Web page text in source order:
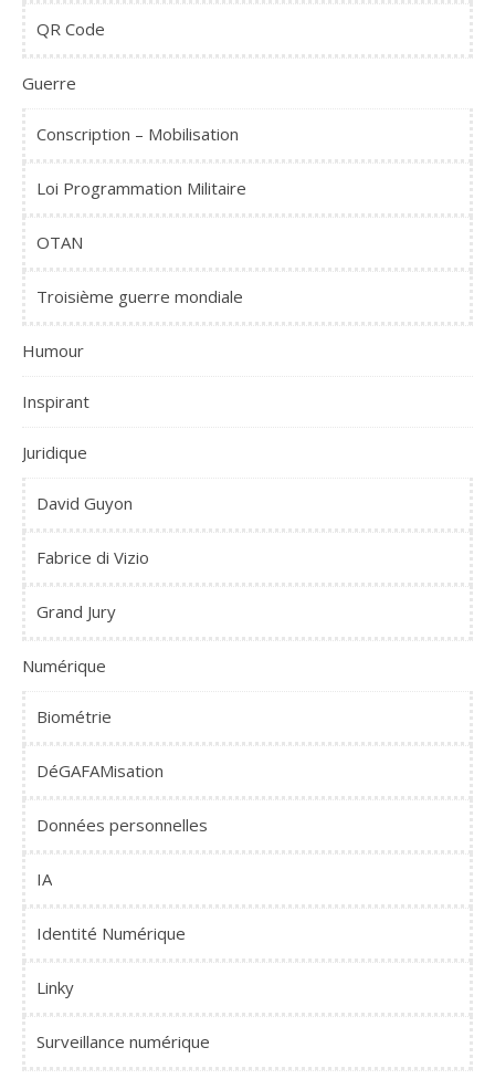
QR Code
Guerre
Conscription – Mobilisation
Loi Programmation Militaire
OTAN
Troisième guerre mondiale
Humour
Inspirant
Juridique
David Guyon
Fabrice di Vizio
Grand Jury
Numérique
Biométrie
DéGAFAMisation
Données personnelles
IA
Identité Numérique
Linky
Surveillance numérique